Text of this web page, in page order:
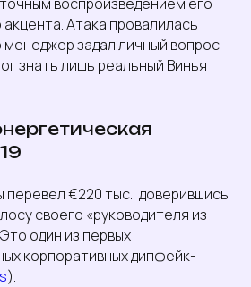
Атака провалилась
задал личный вопрос,
знать лишь реальный Винья
€220 тыс., доверившись
своего «руководителя из
один из первых
корпоративных дипфейк-
).